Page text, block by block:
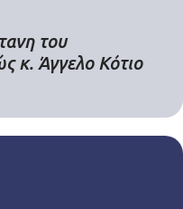
του
κ. Άγγελο Κότιο